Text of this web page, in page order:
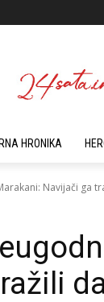
HRONIKA
Navijači ga